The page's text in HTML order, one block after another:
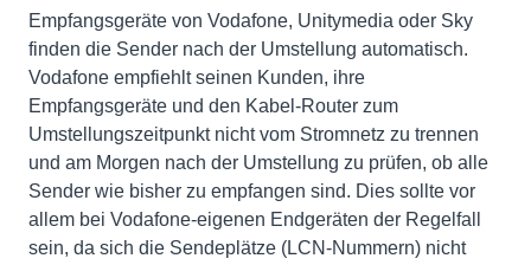
Empfangsgeräte von Vodafone, Unitymedia oder Sky
finden die Sender nach der Umstellung automatisch.
Vodafone empfiehlt seinen Kunden, ihre
Empfangsgeräte und den Kabel-Router zum
Umstellungszeitpunkt nicht vom Stromnetz zu trennen
und am Morgen nach der Umstellung zu prüfen, ob alle
Sender wie bisher zu empfangen sind. Dies sollte vor
allem bei Vodafone-eigenen Endgeräten der Regelfall
sein, da sich die Sendeplätze (LCN-Nummern) nicht